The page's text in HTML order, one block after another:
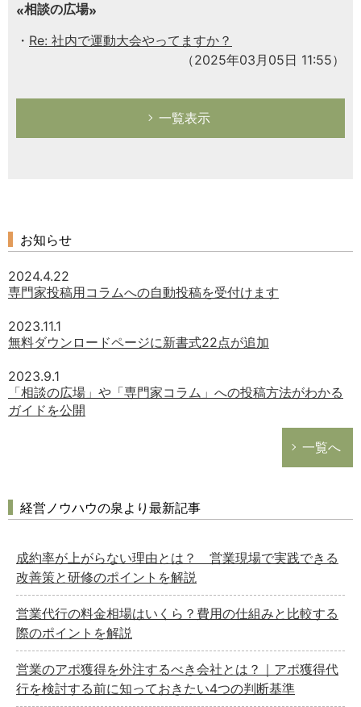
相談の広場
Re: 社内で運動大会やってますか？
（2025年03月05日 11:55）
一覧表示
お知らせ
2024.4.22
専門家投稿用コラムへの自動投稿を受付けます
2023.11.1
無料ダウンロードページに新書式22点が追加
2023.9.1
「相談の広場」や「専門家コラム」への投稿方法がわかる
ガイドを公開
一覧へ
経営ノウハウの泉より最新記事
成約率が上がらない理由とは？ 営業現場で実践できる
改善策と研修のポイントを解説
営業代行の料金相場はいくら？費用の仕組みと比較する
際のポイントを解説
営業のアポ獲得を外注するべき会社とは？｜アポ獲得代
行を検討する前に知っておきたい4つの判断基準